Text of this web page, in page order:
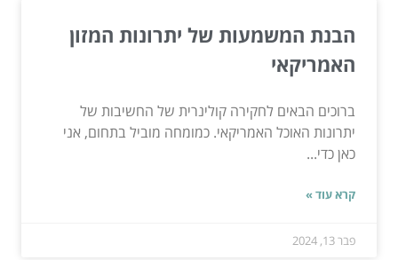
הבנת המשמעות של יתרונות המזון
האמריקאי
ברוכים הבאים לחקירה קולינרית של החשיבות של
יתרונות האוכל האמריקאי. כמומחה מוביל בתחום, אני
כאן כדי...
קרא עוד »
פבר 13, 2024